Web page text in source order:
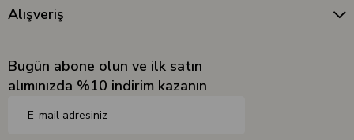
Alışveriş
Bugün abone olun ve ilk satın
alımınızda %10 indirim kazanın